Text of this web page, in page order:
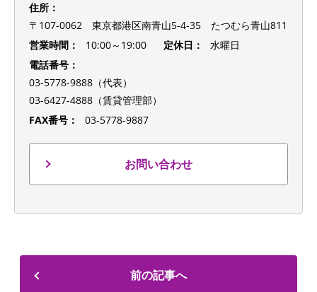
住所：
〒107-0062 東京都港区南青山5-4-35 たつむら青山811
営業時間：
10:00～19:00 定休日：
水曜日
電話番号：
03-5778-9888（代表）
03-6427-4888（賃貸管理部）
FAX番号：
03-5778-9887
お問い合わせ
前の記事へ